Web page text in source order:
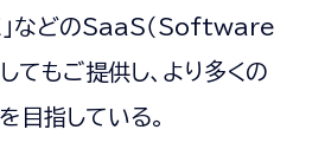
」などのSaaS（Software
もご提供し、より多くの
目指している。